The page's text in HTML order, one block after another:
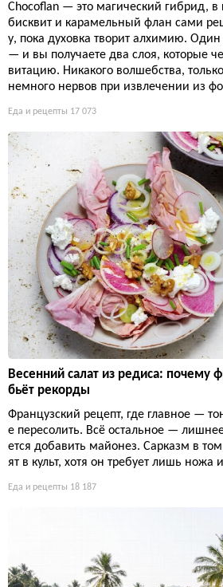
Chocoflan — это магический гибрид,
бисквит и карамельный флан сами
у, пока духовка творит алхимию. Один
— и вы получаете два слоя, которые
витацию. Никакого волшебства,
немного нервов при извлечении из
Еда и рецепты 17 073
Весенний салат из редиса: почему
бьёт рекорды
Французский рецепт, где главное —
е пересолить. Всё остальное —
ется добавить майонез. Сарказм в
ят в культ, хотя он требует лишь ножа
Еда и рецепты 18 187